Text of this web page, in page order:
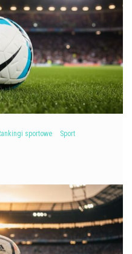
sportowe Sport